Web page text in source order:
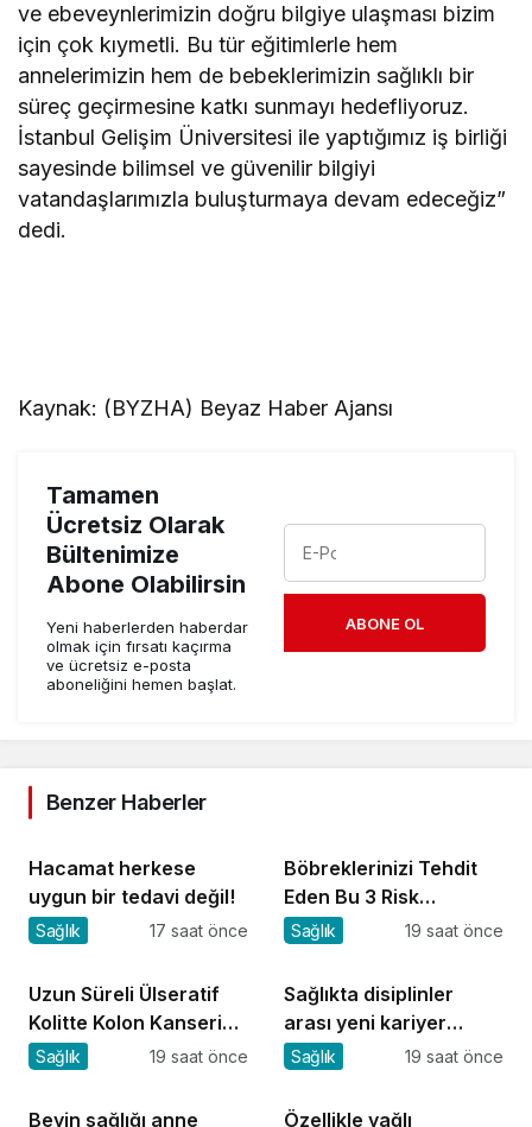
ve ebeveynlerimizin doğru bilgiye ulaşması bizim
için çok kıymetli. Bu tür eğitimlerle hem
annelerimizin hem de bebeklerimizin sağlıklı bir
süreç geçirmesine katkı sunmayı hedefliyoruz.
İstanbul Gelişim Üniversitesi ile yaptığımız iş birliği
sayesinde bilimsel ve güvenilir bilgiyi
vatandaşlarımızla buluşturmaya devam edeceğiz”
dedi.
Kaynak: (BYZHA) Beyaz Haber Ajansı
Tamamen
Ücretsiz Olarak
Bültenimize
Abone Olabilirsin
Yeni haberlerden haberdar
olmak için fırsatı kaçırma
ve ücretsiz e-posta
aboneliğini hemen başlat.
ABONE OL
Benzer Haberler
Hacamat herkese
uygun bir tedavi değil!
Sağlık 17 saat önce
Böbreklerinizi Tehdit
Eden Bu 3 Risk
Faktörüne Dikkat!
Sağlık 19 saat önce
Uzun Süreli Ülseratif
Kolitte Kolon Kanseri
Riski Artıyor mu?
Sağlık 19 saat önce
Sağlıkta disiplinler
arası yeni kariyer
dönemi
Sağlık 19 saat önce
Beyin sağlığı anne Özellikle yağlı